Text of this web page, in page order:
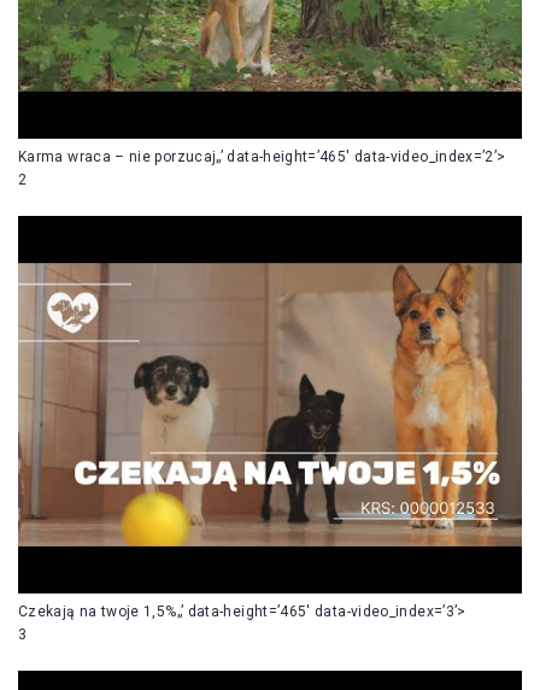
Karma wraca – nie porzucaj„’ data-height=’465′ data-video_index=’2’>
2
Czekają na twoje 1,5%„’ data-height=’465′ data-video_index=’3’>
3